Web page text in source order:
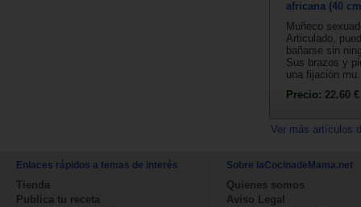
africana (40
Muñeco
Articulado,
bañarse sin
Sus brazos y
una fijación
Precio: 22.60 €
Ver más artículos
Enlaces rápidos a temas de interés
Tienda
Publica tu receta
Sobre laCocinadeMama.net
Quienes somos
Aviso Legal